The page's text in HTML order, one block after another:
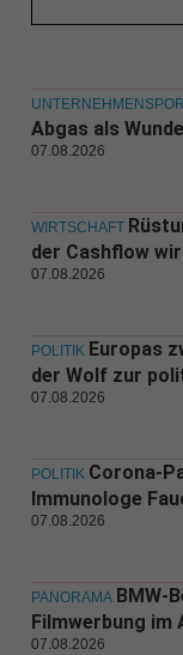
Abgas als
07.08.2026
WIRTSCHAFT
der Cashflow
07.08.2026
POLITIK Europas
der Wolf zur
07.08.2026
POLITIK Corona-
Immunologe
07.08.2026
PANORAMA BMW-
Filmwerbung im
07.08.2026